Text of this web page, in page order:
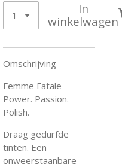
In
winkelwagen
Omschrijving
Femme Fatale –
Power. Passion.
Polish.
Draag gedurfde
tinten. Een
onweerstaanbare